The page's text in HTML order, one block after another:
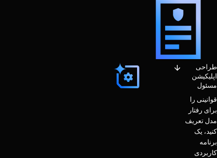
طراحی
اپلیکیشن
مسئول
قوانینی را
برای رفتار
مدل تعریف
کنید، یک
برنامه
کاربردی